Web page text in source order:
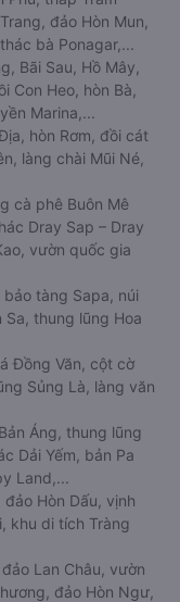
đảo Hòn Mun,
bà Ponagar,...
Bãi Sau, Hồ Mây,
Con Heo, hòn Bà,
Marina,...
hòn Rơm, đồi cát
làng chài Mũi Né,
cà phê Buôn Mê
Dray Sap – Dray
vườn quốc gia
tàng Sapa, núi
Sa, thung lũng Hoa
Đồng Văn, cột cờ
Sủng Là, làng văn
Áng, thung lũng
Dải Yếm, bản Pa
Land,...
đảo Hòn Dấu, vịnh
khu di tích Tràng
Lan Châu, vườn
đảo Hòn Ngư,